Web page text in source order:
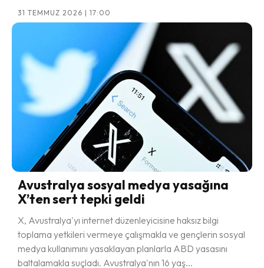
31 TEMMUZ 2026 | 17:00
Avustralya sosyal medya yasağına
X’ten sert tepki geldi
X, Avustralya'yı internet düzenleyicisine haksız bilgi
toplama yetkileri vermeye çalışmakla ve gençlerin sosyal
medya kullanımını yasaklayan planlarla ABD yasasını
baltalamakla suçladı. Avustralya'nın 16 yaş...